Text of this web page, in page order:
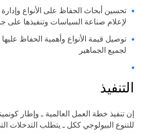
تحسين أبحاث الحفاظ على الأنواع وإدارة
لإعلام صناعة السياسات وتنفيذها على
توصيل قيمة الأنواع وأهمية الحفاظ
لجميع الجماهير
التنفيذ
إن تنفيذ خطة العمل العالمية ـ وإطار
للتنوع البيولوجي ككل ـ يتطلب التدخلات